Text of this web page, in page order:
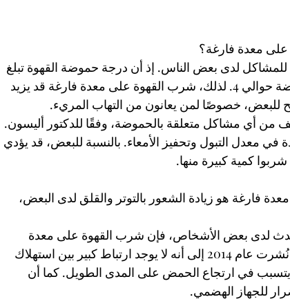
معدة فارغة؟
لدى بعض الناس. إذ أن درجة حموضة القهوة تبلغ
حوالي 5 بينما المعدة نفسها تمتلك درجة حموضة حوالي 4. لذلك، شرب القهوة على معدة فارغة قد يزيد
للبعض، خصوصًا لمن يعانون من التهاب المريء.
من أي مشاكل متعلقة بالحموضة، وفقًا للدكتور أليسون.
معدل التبول وتحفيز الأمعاء. بالنسبة للبعض، قد يؤدي
كمية كبيرة منها.
فارغة هو زيادة الشعور بالتوتر والقلق لدى البعض،
تحدث لدى بعض الأشخاص، فإن شرب القهوة على معدة
فارغة لا يُعتبر خطرًا صحيًا جديًا. تشير دراسة نُشرت عام 2014 إلى أنه لا يوجد ارتباط كبير بين استهلاك
في ارتجاع الحمض على المدى الطويل. كما أن
للجهاز الهضمي.